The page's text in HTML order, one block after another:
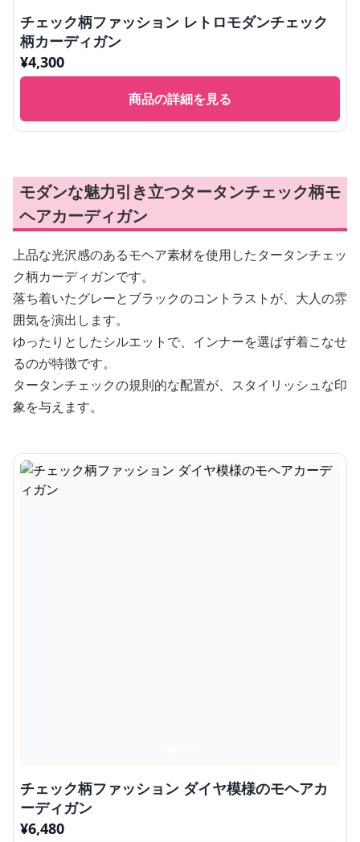
チェック柄ファッション レトロモダンチェック
柄カーディガン
¥4,300
商品の詳細を見る
モダンな魅力引き立つタータンチェック柄モ
ヘアカーディガン
上品な光沢感のあるモヘア素材を使用したタータンチェッ
ク柄カーディガンです。
落ち着いたグレーとブラックのコントラストが、大人の雰
囲気を演出します。
ゆったりとしたシルエットで、インナーを選ばず着こなせ
るのが特徴です。
タータンチェックの規則的な配置が、スタイリッシュな印
象を与えます。
チェック柄ファッション ダイヤ模様のモヘアカ
ーディガン
¥6,480